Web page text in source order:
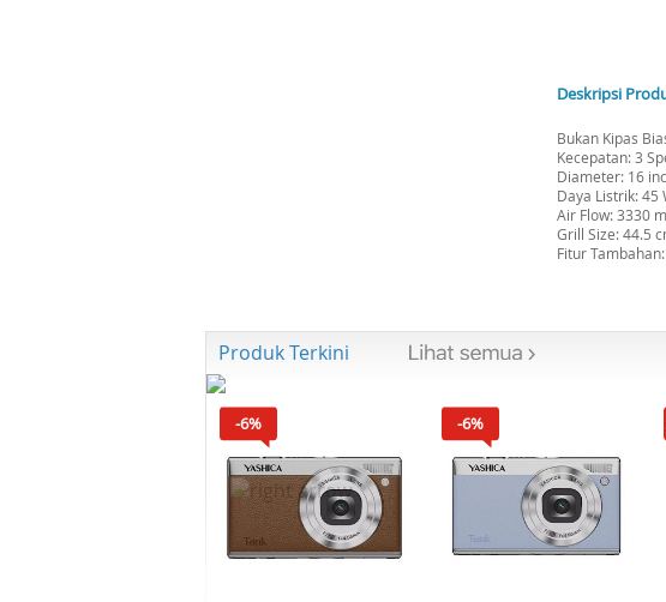
Deskripsi
Bukan Kipas
Kecepatan: 3
Diameter: 16
Daya Listrik: 45
Air Flow: 3330
Grill Size: 44.5
Fitur
Produk Terkini
-6% -6%